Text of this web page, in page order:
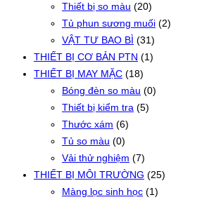
Thiết bị so màu (20)
Tủ phun sương muối (2)
VẬT TƯ BAO BÌ (31)
THIẾT BỊ CƠ BẢN PTN (1)
THIẾT BỊ MAY MẶC (18)
Bóng đèn so màu (0)
Thiết bị kiểm tra (5)
Thước xám (6)
Tủ so màu (0)
Vải thử nghiệm (7)
THIẾT BỊ MÔI TRƯỜNG (25)
Màng lọc sinh học (1)